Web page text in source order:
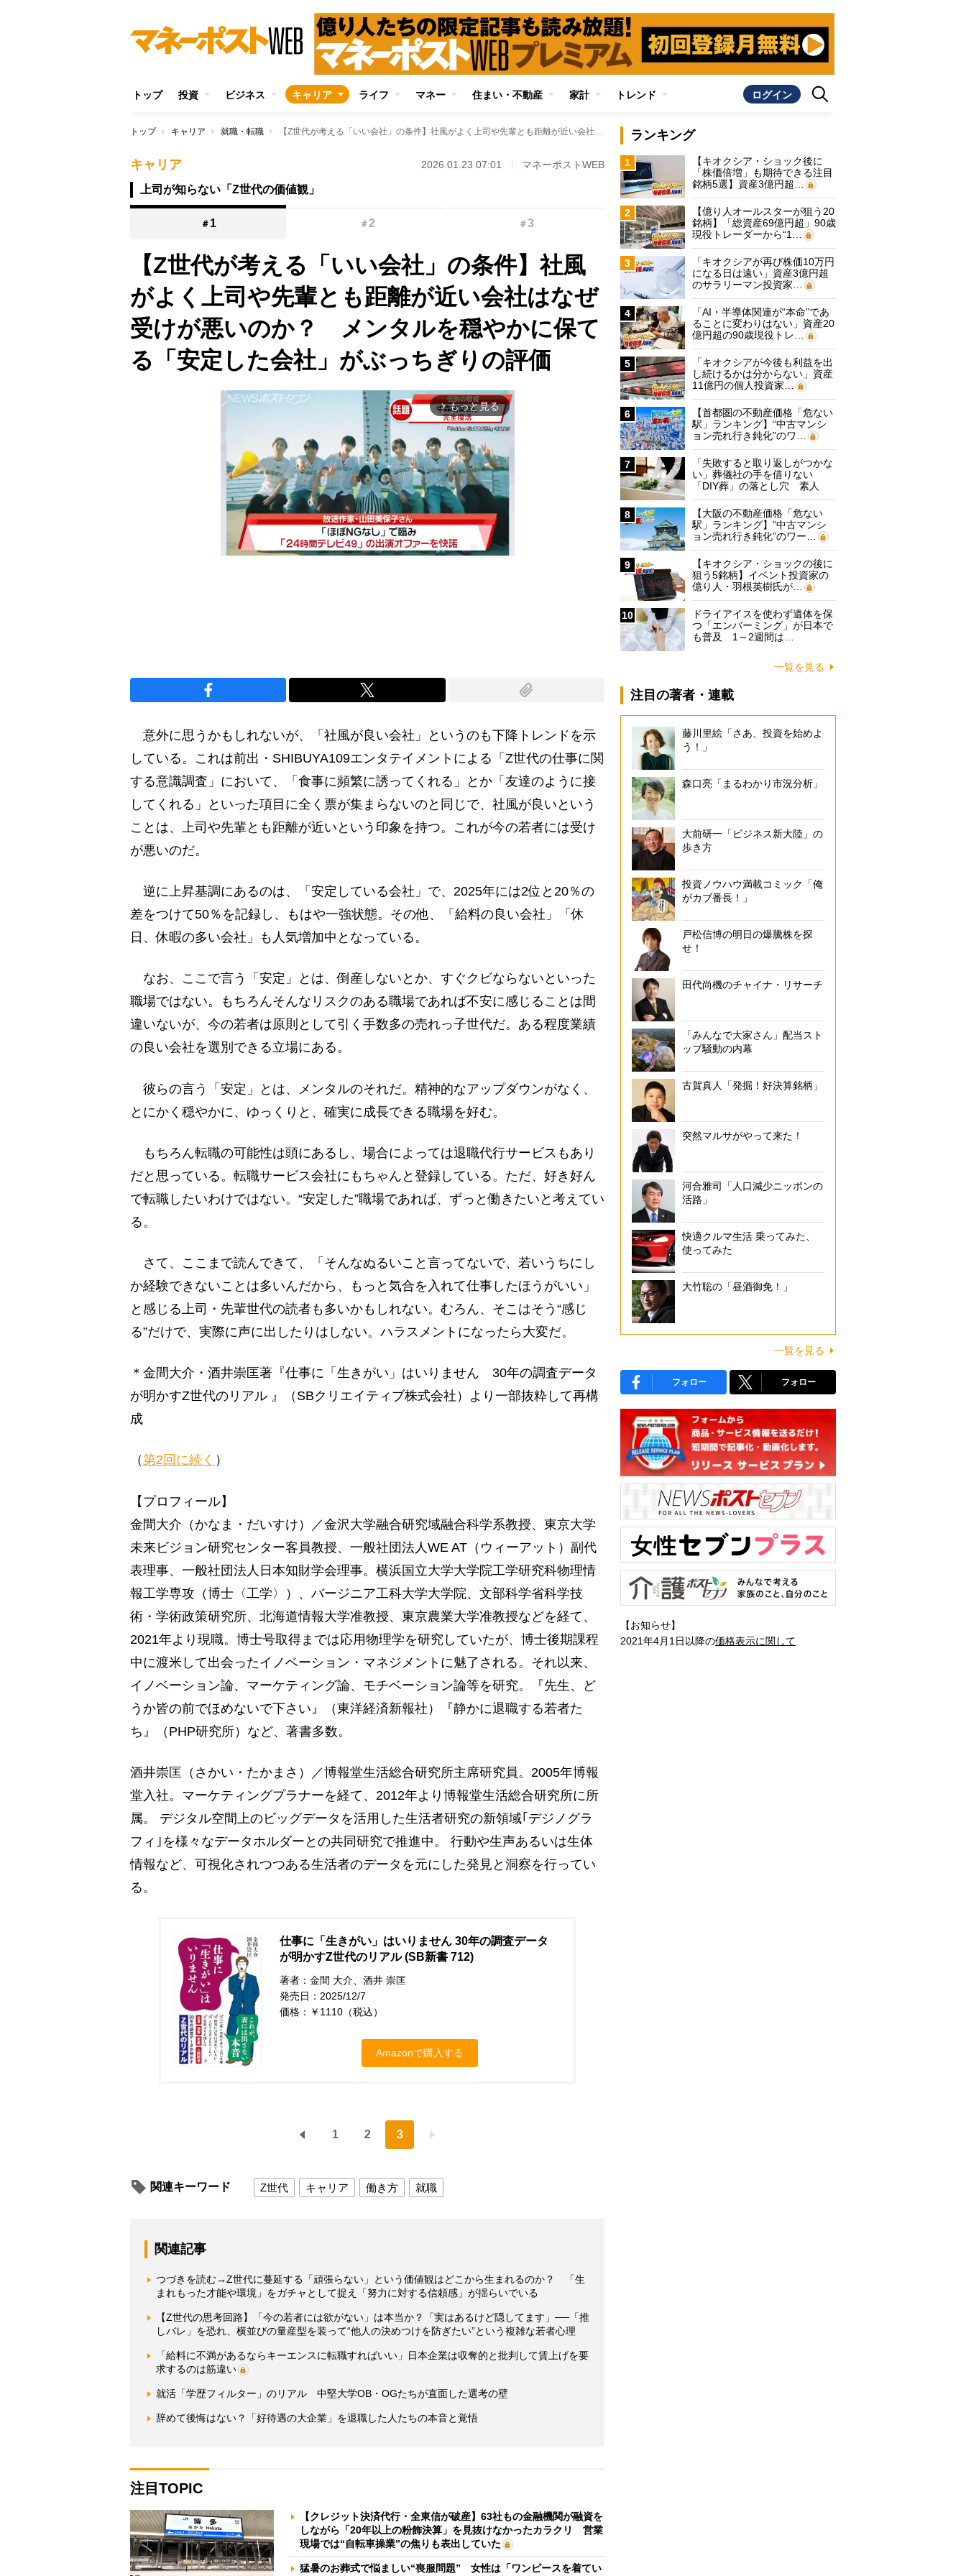
トップ 投資 ビジネス キャリア ライフ マネー 住まい・不動産 家計 トレンド ログイン
トップ キャリア 就職・転職 【Z世代が考える「いい会社」の条件】社風がよく上司や先輩とも距離が近い会社はなぜ受けが悪いのか？ メンタルを穏やかに保てる「安定した会社」がぶっちぎりの評価
キャリア 2026.01.23 07:01 マネーポストWEB
上司が知らない「Z世代の価値観」
＃ 1 ＃2 ＃3
【Z世代が考える「いい会社」の条件】社風
がよく上司や先輩とも距離が近い会社はなぜ
受けが悪いのか？ メンタルを穏やかに保て
る「安定した会社」がぶっちぎりの評価
arrow_forward_ios もっと見る
意外に思うかもしれないが、「社風が良い会社」というのも下降トレンドを示
している。これは前出・SHIBUYA109エンタテイメントによる「Z世代の仕事に関
する意識調査」において、「食事に頻繁に誘ってくれる」とか「友達のように接
してくれる」といった項目に全く票が集まらないのと同じで、社風が良いという
ことは、上司や先輩とも距離が近いという印象を持つ。これが今の若者には受け
が悪いのだ。
逆に上昇基調にあるのは、「安定している会社」で、2025年には2位と20％の
差をつけて50％を記録し、もはや一強状態。その他、「給料の良い会社」「休
日、休暇の多い会社」も人気増加中となっている。
なお、ここで言う「安定」とは、倒産しないとか、すぐクビならないといった
職場ではない。もちろんそんなリスクのある職場であれば不安に感じることは間
違いないが、今の若者は原則として引く手数多の売れっ子世代だ。ある程度業績
の良い会社を選別できる立場にある。
彼らの言う「安定」とは、メンタルのそれだ。精神的なアップダウンがなく、
とにかく穏やかに、ゆっくりと、確実に成長できる職場を好む。
もちろん転職の可能性は頭にあるし、場合によっては退職代行サービスもあり
だと思っている。転職サービス会社にもちゃんと登録している。ただ、好き好ん
で転職したいわけではない。“安定した”職場であれば、ずっと働きたいと考えてい
る。
さて、ここまで読んできて、「そんなぬるいこと言ってないで、若いうちにし
か経験できないことは多いんだから、もっと気合を入れて仕事したほうがいい」
と感じる上司・先輩世代の読者も多いかもしれない。むろん、そこはそう“感じ
る”だけで、実際に声に出したりはしない。ハラスメントになったら大変だ。
＊金間大介・酒井崇匡著『仕事に「生きがい」はいりません 30年の調査データ
が明かすZ世代のリアル 』（SBクリエイティブ株式会社）より一部抜粋して再構
成
（第2回に続く ）
【プロフィール】
金間大介（かなま・だいすけ）／金沢大学融合研究域融合科学系教授、東京大学
未来ビジョン研究センター客員教授、一般社団法人WE AT（ウィーアット）副代
表理事、一般社団法人日本知財学会理事。横浜国立大学大学院工学研究科物理情
報工学専攻（博士〈工学〉）、バージニア工科大学大学院、文部科学省科学技
術・学術政策研究所、北海道情報大学准教授、東京農業大学准教授などを経て、
2021年より現職。博士号取得までは応用物理学を研究していたが、博士後期課程
中に渡米して出会ったイノベーション・マネジメントに魅了される。それ以来、
イノベーション論、マーケティング論、モチベーション論等を研究。『先生、ど
うか皆の前でほめないで下さい』（東洋経済新報社）『静かに退職する若者た
ち』（PHP研究所）など、著書多数。
酒井崇匡（さかい・たかまさ）／博報堂生活総合研究所主席研究員。2005年博報
堂入社。マーケティングプラナーを経て、2012年より博報堂生活総合研究所に所
属。 デジタル空間上のビッグデータを活用した生活者研究の新領域｢デジノグラ
フィ｣を様々なデータホルダーとの共同研究で推進中。 行動や生声あるいは生体
情報など、可視化されつつある生活者のデータを元にした発見と洞察を行ってい
る。
仕事に「生きがい」はいりません 30年の調査データ
が明かすZ世代のリアル (SB新書 712)
著者：金間 大介、酒井 崇匡
発売日：2025/12/7
価格：￥1110（税込）
Amazonで購入する
1 2 3
関連キーワード Z世代 キャリア 働き方 就職
関連記事
つづきを読む→Z世代に蔓延する「頑張らない」という価値観はどこから生まれるのか？ 「生
まれもった才能や環境」をガチャとして捉え「努力に対する信頼感」が揺らいでいる
【Z世代の思考回路】「今の若者には欲がない」は本当か？「実はあるけど隠してます」──「推
しバレ」を恐れ、横並びの量産型を装って“他人の決めつけを防ぎたい”という複雑な若者心理
「給料に不満があるならキーエンスに転職すればいい」日本企業は収奪的と批判して賃上げを要
求するのは筋違い
就活「学歴フィルター」のリアル 中堅大学OB・OGたちが直面した選考の壁
辞めて後悔はない？「好待遇の大企業」を退職した人たちの本音と覚悟
注目TOPIC
【クレジット決済代行・全東信が破産】63社もの金融機関が融資を
しながら「20年以上の粉飾決算」を見抜けなかったカラクリ 営業
現場では“自転車操業”の焦りも表出していた
猛暑のお葬式で悩ましい“喪服問題” 女性は「ワンピースを着てい
ランキング
1
【キオクシア・ショック後に
「株価倍増」も期待できる注目
銘柄5選】資産3億円超…
2
【億り人オールスターが狙う20
銘柄】「総資産69億円超」90歳
現役トレーダーから“1…
3
「キオクシアが再び株価10万円
になる日は遠い」資産3億円超
のサラリーマン投資家…
4
「AI・半導体関連が“本命”であ
ることに変わりはない」資産20
億円超の90歳現役トレ…
5
「キオクシアが今後も利益を出
し続けるかは分からない」資産
11億円の個人投資家…
6
【首都圏の不動産価格「危ない
駅」ランキング】“中古マンシ
ョン売れ行き鈍化”のワ…
7
「失敗すると取り返しがつかな
い」葬儀社の手を借りない
「DIY葬」の落とし穴 素人
に…
8
【大阪の不動産価格「危ない
駅」ランキング】“中古マンシ
ョン売れ行き鈍化”のワー…
9
【キオクシア・ショックの後に
狙う5銘柄】イベント投資家の
億り人・羽根英樹氏が…
10
ドライアイスを使わず遺体を保
つ「エンバーミング」が日本で
も普及 1～2週間は…
一覧を見る
注目の著者・連載
藤川里絵「さあ、投資を始めよ
う！」
森口亮「まるわかり市況分析」
大前研一「ビジネス新大陸」の
歩き方
投資ノウハウ満載コミック「俺
がカブ番長！」
戸松信博の明日の爆騰株を探
せ！
田代尚機のチャイナ・リサーチ
「みんなで大家さん」配当スト
ップ騒動の内幕
古賀真人「発掘！好決算銘柄」
突然マルサがやって来た！
河合雅司「人口減少ニッポンの
活路」
快適クルマ生活 乗ってみた、
使ってみた
大竹聡の「昼酒御免！」
一覧を見る
フォロー フォロー
【お知らせ】
2021年4月1日以降の価格表示に関して